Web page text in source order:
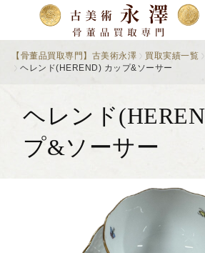
【骨董品買取専門】古美術永澤 買取実績一覧
ヘレンド(HEREND) カップ&ソーサー
ヘレンド
プ&ソーサー